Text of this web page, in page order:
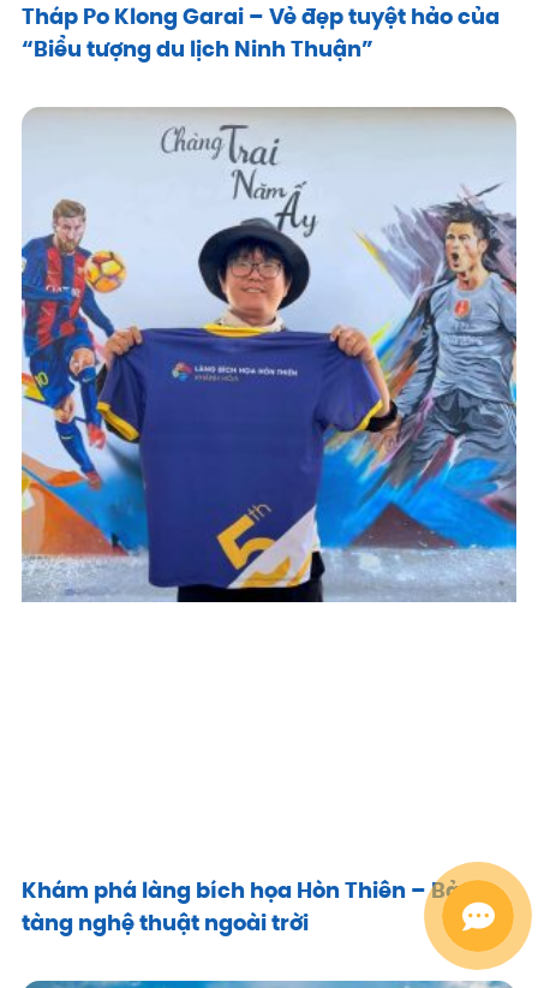
Tháp Po Klong Garai – Vẻ đẹp tuyệt hảo của
“Biểu tượng du lịch Ninh Thuận”
Khám phá làng bích họa Hòn Thiên – Bảo
tàng nghệ thuật ngoài trời